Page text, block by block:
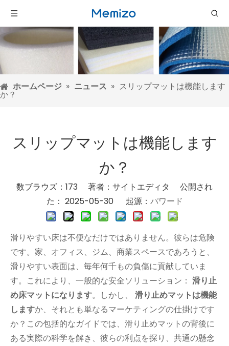
ホームページ » ニュース » スリップマットは機能します
か？
スリップマットは機能します
か？
数ブラウズ： 173 著者：サイトエディタ 公開され
た： 2025-05-30 起源： パワード
滑りやすい床は不便なだけではありません。彼らは危険
です。家、オフィス、ジム、商業スペースであろうと、
滑りやすい表面は、毎年何千もの負傷に貢献していま
す。これにより、一般的な安全ソリューション： 滑り止
め床マットになります。しかし、 滑り止めマットは機能
しますか、それとも単なるマーケティングの仕掛けです
か？この包括的なガイドでは、滑り止めマットの背後に
ある実際の科学を解き、彼らの利点を探り、共通の懸念